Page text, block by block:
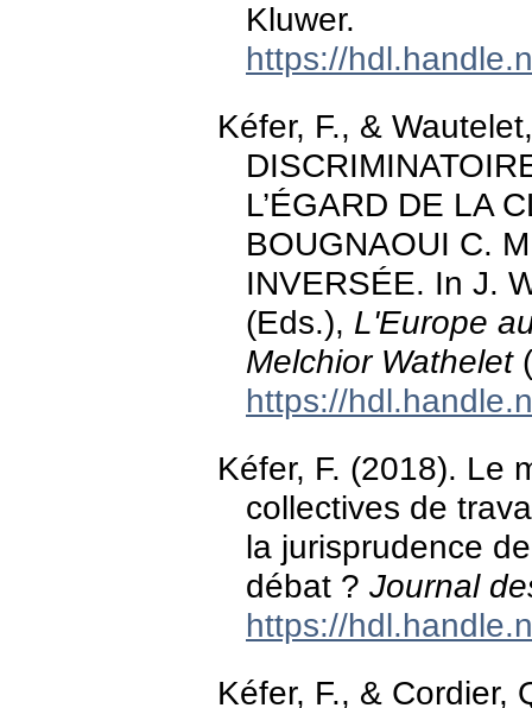
Kluwer.
https://
Kéfer, F., &
L’ÉGARD DE LA
BOUGNAOUI C.
INVERSÉE. In J.
(Eds.), L'Europe
Melchior Wathelet
https://
Kéfer, F. (2018). Le
collectives de
la jurisprudence
débat ? Journal
https://
Kéfer, F., & Cordier,